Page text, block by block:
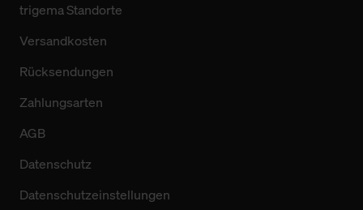
trigema Standorte
Versandkosten
Rücksendungen
Zahlungsarten
AGB
Datenschutz
Datenschutzeinstellungen